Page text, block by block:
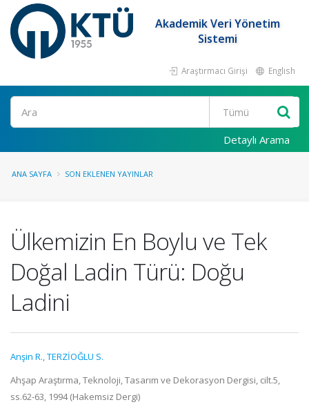
Akademik Veri Yönetim
Sistemi
Araştırmacı Girişi English
Ara
Detaylı Arama
ANA SAYFA SON EKLENEN YAYINLAR
Ülkemizin En Boylu ve Tek
Doğal Ladin Türü: Doğu
Ladini
Anşin R.,TERZİOĞLU S.
Ahşap Araştırma, Teknoloji, Tasarım ve Dekorasyon Dergisi, cilt.5,
ss.62-63, 1994 (Hakemsiz Dergi)